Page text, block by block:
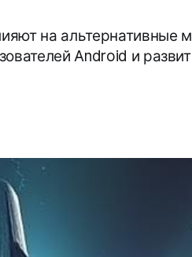
на альтернативные
Android и